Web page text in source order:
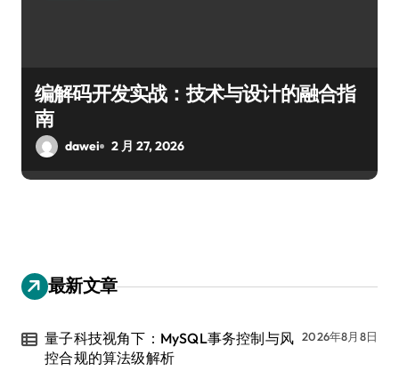
编解码开发实战：技术与设计的融合指
南
dawei 2 月 27, 2026
最新文章
量子科技视角下：MySQL事务控制与风
控合规的算法级解析
2026年8月8日